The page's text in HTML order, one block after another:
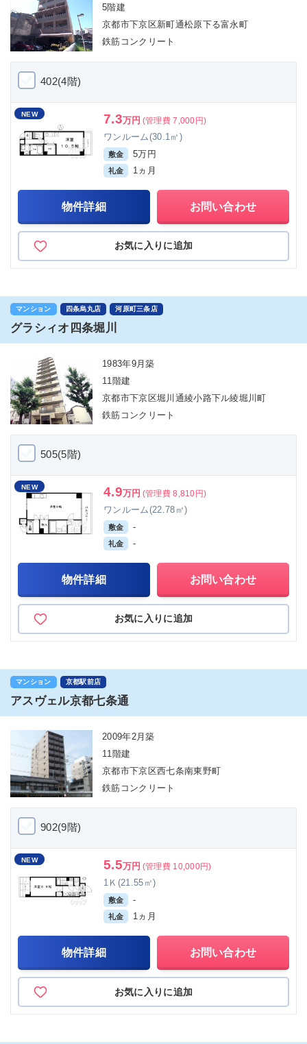
5階建
京都市下京区新町通松原下る富永町
鉄筋コンクリート
402(4階)
NEW 7.3万円 (管理費 7,000円)
ワンルーム(30.1㎡)
敷金 5万円
礼金 1ヵ月
物件詳細 お問い合わせ
お気に入りに追加
マンション 四条烏丸店 河原町三条店
グラシィオ四条堀川
1983年9月築
11階建
京都市下京区堀川通綾小路下ル綾堀川町
鉄筋コンクリート
505(5階)
NEW 4.9万円 (管理費 8,810円)
ワンルーム(22.78㎡)
敷金 -
礼金 -
物件詳細 お問い合わせ
お気に入りに追加
マンション 京都駅前店
アスヴェル京都七条通
2009年2月築
11階建
京都市下京区西七条南東野町
鉄筋コンクリート
902(9階)
NEW 5.5万円 (管理費 10,000円)
1Ｋ(21.55㎡)
敷金 -
礼金 1ヵ月
物件詳細 お問い合わせ
お気に入りに追加